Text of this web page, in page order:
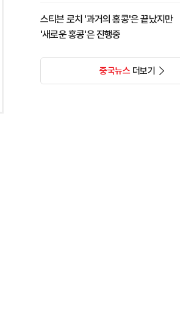
스티븐 로치 '과거의 홍콩'은 끝났지만
'새로운 홍콩'은 진행중
중국뉴스더보기